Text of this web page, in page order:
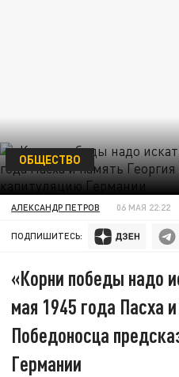
ОБЩЕСТВО
АЛЕКСАНДР ПЕТРОВ 06 МАЯ 22:22
ПОДПИШИТЕСЬ:
«Корни победы надо
мая 1945 года Пасха
Победоносца
Германии